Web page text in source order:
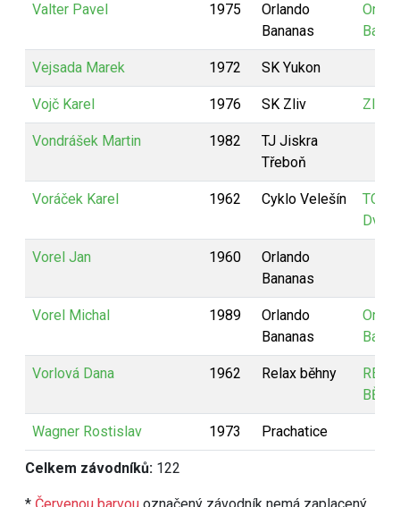
Valter Pavel 1975
Orlando
Bananas
Vejsada Marek 1972 SK Yukon
Vojč Karel 1976 SK Zliv
Vondrášek Martin 1982
TJ Jiskra
Třeboň
Voráček Karel 1962 Cyklo Velešín
TC
Vorel Jan 1960
Orlando
Bananas
Vorel Michal 1989
Orlando
Bananas
Vorlová Dana 1962 Relax běhny
Wagner Rostislav 1973 Prachatice
Celkem závodníků: 122